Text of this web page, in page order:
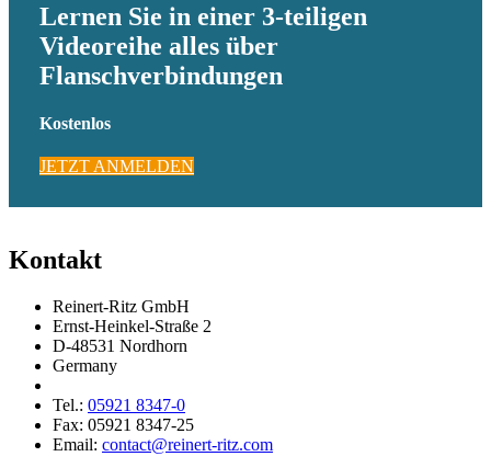
Lernen Sie in einer 3‑teiligen
Videoreihe alles über
Flanschverbindungen
Kostenlos
JETZT ANMELDEN
Kontakt
Reinert-Ritz GmbH
Ernst-Heinkel-Straße 2
D-48531 Nordhorn
Germany
Tel.: 05921 8347-0
Fax: 05921 8347-25
Email: contact@reinert-ritz.com